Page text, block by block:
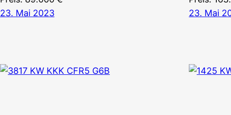
23. Mai 2023
23. Mai